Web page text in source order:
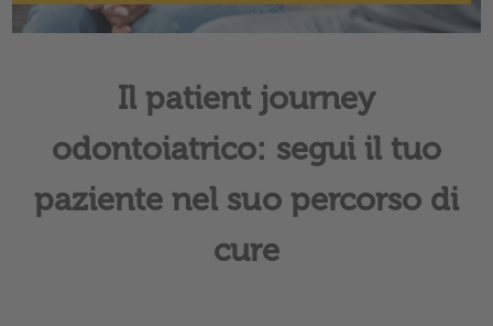
Il patient journey
odontoiatrico: segui il tuo
paziente nel suo percorso di
cure